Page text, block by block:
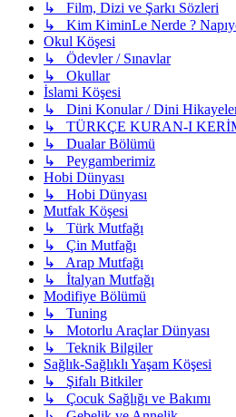
↳ Film, Dizi ve Şarkı Sözleri
↳ Kim KiminLe Nerde ?
Okul Köşesi
↳ Ödevler / Sınavlar
↳ Okullar
İslami Köşesi
↳ Dini Konular / Dini
↳ TÜRKÇE KURAN-I
↳ Dualar Bölümü
↳ Peygamberimiz
Hobi Dünyası
↳ Hobi Dünyası
Mutfak Köşesi
↳ Türk Mutfağı
↳ Çin Mutfağı
↳ Arap Mutfağı
↳ İtalyan Mutfağı
Modifiye Bölümü
↳ Tuning
↳ Motorlu Araçlar Dünyası
↳ Teknik Bilgiler
Sağlık-Sağlıklı Yaşam Köşesi
↳ Şifalı Bitkiler
↳ Çocuk Sağlığı ve Bakımı